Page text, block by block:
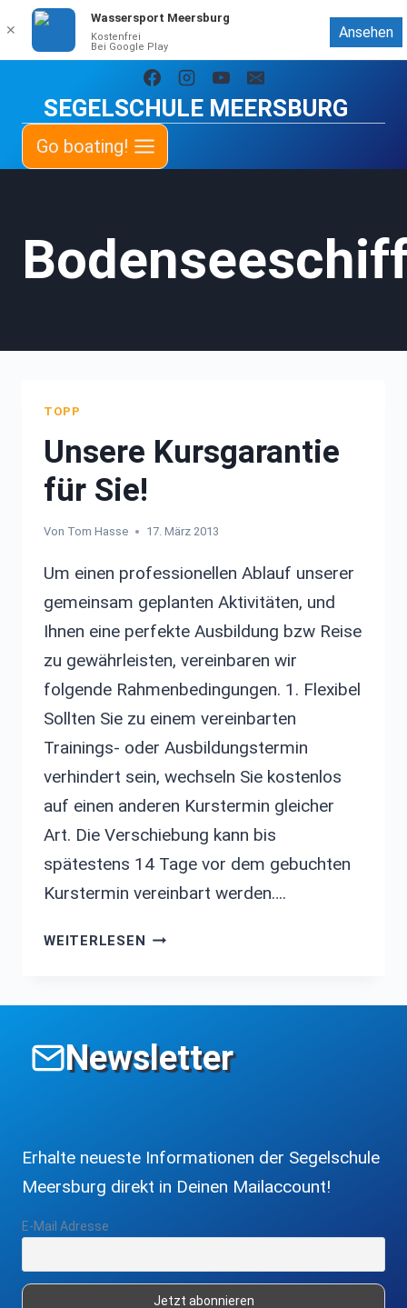
springen
SEGELSCHULE MEERSBURG
Go boating!
TOPP
Unsere Kursgarantie
für Sie!
Von Tom Hasse 17. März 2013
Um einen professionellen Ablauf unserer
gemeinsam geplanten Aktivitäten, und
Ihnen eine perfekte Ausbildung bzw Reise
zu gewährleisten, vereinbaren wir
folgende Rahmenbedingungen. 1. Flexibel
Sollten Sie zu einem vereinbarten
Trainings- oder Ausbildungstermin
verhindert sein, wechseln Sie kostenlos
auf einen anderen Kurstermin gleicher
Art. Die Verschiebung kann bis
spätestens 14 Tage vor dem gebuchten
Kurstermin vereinbart werden….
WEITERLESEN UNSERE
SIE!
Newsletter
Erhalte neueste Informationen der Segelschule
Meersburg direkt in Deinen Mailaccount!
E-Mail Adresse
✕
Wassersport Meersburg
Kostenfrei
Bei Google Play
Ansehen